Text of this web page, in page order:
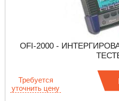
OFI-2000 -
Требуется
уточнить цену